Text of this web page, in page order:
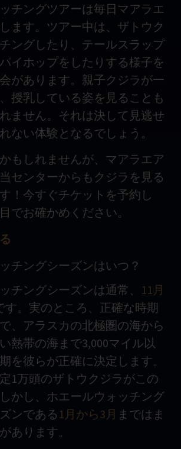
チングツアーは毎日マアラエ
ます。ツアー中は、ザトウク
ングしたり、テールスラップ
イホップをしたりする様子を
があります。親子クジラが一
授乳している姿を見ることも
ません。それは決して見逃せ
ない体験となるでしょう。
もしれませんが、マアラエア
センターからもクジラを見る
！今すぐチケットを予約し
でお確かめください。
チングシーズンはいつ？
チングシーズンは通常、 11月
す。実のところ、正確な時期
、アラスカの北極圏の海から
熱帯の海まで3,000マイル以
を彼らが正確に決定します。
1万頭のザトウクジラがこの
かし、ホエールウォッチング
ンである1月から3月 まではま
あります。